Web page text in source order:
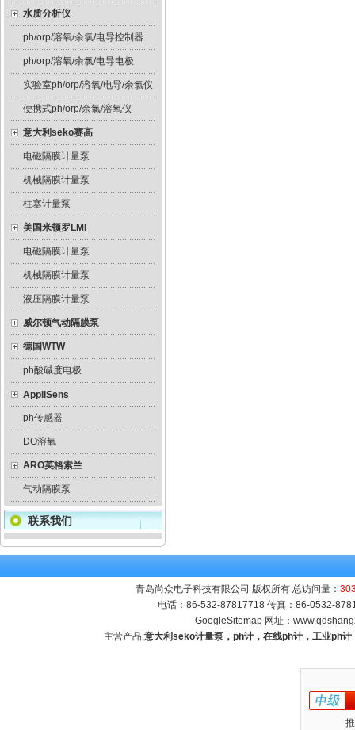
水质分析仪
ph/orp/溶氧/余氯/电导控制器
ph/orp/溶氧/余氯/电导电极
实验室ph/orp/溶氧/电导/余氯仪
便携式ph/orp/余氯/溶氧仪
意大利seko赛高
电磁隔膜计量泵
机械隔膜计量泵
柱塞计量泵
美国米顿罗LMI
电磁隔膜计量泵
机械隔膜计量泵
液压隔膜计量泵
威尔顿气动隔膜泵
德国WTW
ph酸碱度电极
AppliSens
ph传感器
DO溶氧
ARO英格索兰
气动隔膜泵
联系我们
青岛尚众电子科技有限公司 版权所有 总访问量：
电话：86-532-87817718 传真：86-0532-
GoogleSitemap 网址：
主营产品:意大利seko计量泵，ph计，在线ph计，工业ph